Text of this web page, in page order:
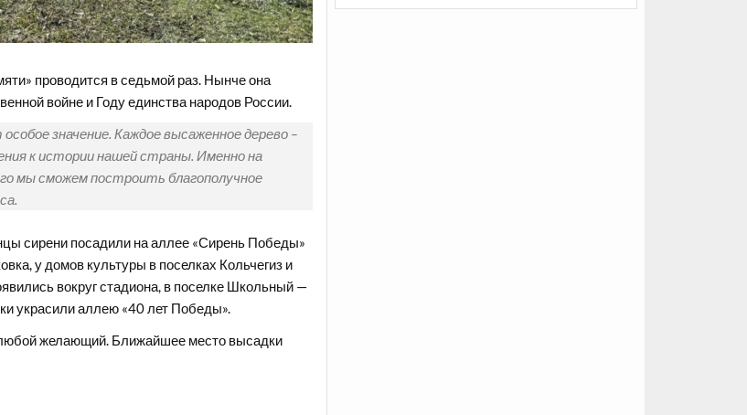
проводится в седьмой раз. Нынче она
войне и Году единства народов России.
значение. Каждое высаженное дерево –
к истории нашей страны. Именно на
мы сможем построить благополучное
сирени посадили на аллее «Сирень Победы»
у домов культуры в поселках Кольчегиз и
вокруг стадиона, в поселке Школьный —
украсили аллею «40 лет Победы».
любой желающий. Ближайшее место высадки